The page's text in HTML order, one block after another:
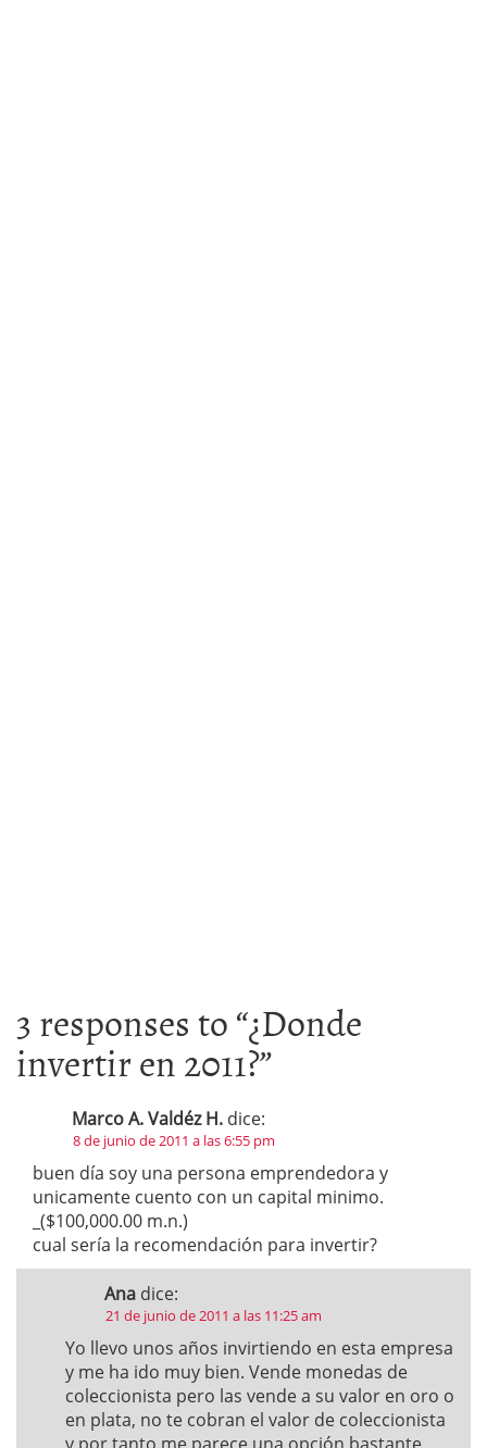
3 responses to “¿Donde
invertir en 2011?”
Marco A. Valdéz H. dice:
8 de junio de 2011 a las 6:55 pm
buen día soy una persona emprendedora y
unicamente cuento con un capital minimo.
_($100,000.00 m.n.)
cual sería la recomendación para invertir?
Ana dice:
21 de junio de 2011 a las 11:25 am
Yo llevo unos años invirtiendo en esta empresa
y me ha ido muy bien. Vende monedas de
coleccionista pero las vende a su valor en oro o
en plata, no te cobran el valor de coleccionista